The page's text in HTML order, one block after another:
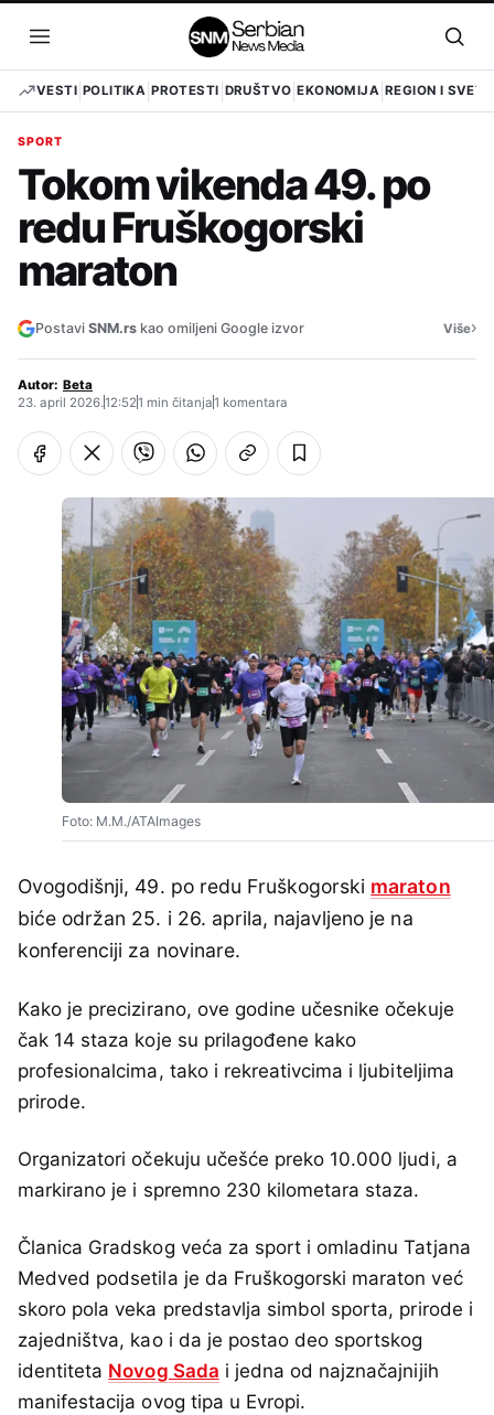
sadržaj
Otvori
meni
VESTI POLITIKA PROTESTI DRUŠTVO EKONOMIJA REGION I SVET
SPORT
Tokom vikenda 49. po
redu Fruškogorski
maraton
Postavi SNM.rs kao omiljeni Google izvor Više›
Autor: Beta
23. april 2026.12:521 min čitanja1 komentara
Foto: M.M./ATAImages
Ovogodišnji, 49. po redu Fruškogorski maraton
biće održan 25. i 26. aprila, najavljeno je na
konferenciji za novinare.
Kako je precizirano, ove godine učesnike očekuje
čak 14 staza koje su prilagođene kako
profesionalcima, tako i rekreativcima i ljubiteljima
prirode.
Organizatori očekuju učešće preko 10.000 ljudi, a
markirano je i spremno 230 kilometara staza.
Članica Gradskog veća za sport i omladinu Tatjana
Medved podsetila je da Fruškogorski maraton već
skoro pola veka predstavlja simbol sporta, prirode i
zajedništva, kao i da je postao deo sportskog
identiteta Novog Sada i jedna od najznačajnijih
manifestacija ovog tipa u Evropi.